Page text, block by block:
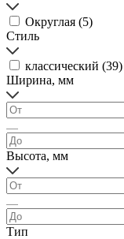
Округлая (5)
Стиль
классический (39)
Ширина, мм
Высота, мм
Тип